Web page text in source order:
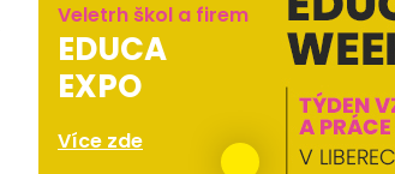
Veletrh škol a firem
EDUCA
EXPO
Více zde